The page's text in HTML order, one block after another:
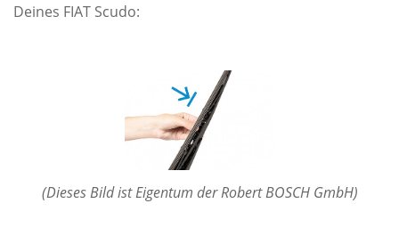
Deines FIAT Scudo:
(Dieses Bild ist Eigentum der Robert BOSCH GmbH)